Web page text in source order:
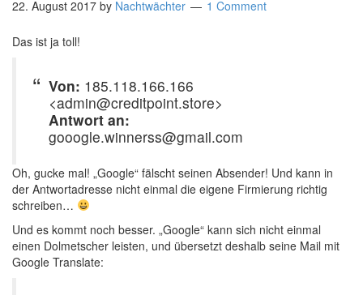
22. August 2017 by Nachtwächter 1 Comment
Das ist ja toll!
Von: 185.118.166.166
<admin@creditpoint.store>
Antwort an:
gooogle.winnerss@gmail.com
Oh, gucke mal! „Google“ fälscht seinen Absender! Und kann in
der Antwortadresse nicht einmal die eigene Firmierung richtig
schreiben…
Und es kommt noch besser. „Google“ kann sich nicht einmal
einen Dolmetscher leisten, und übersetzt deshalb seine Mail mit
Google Translate: